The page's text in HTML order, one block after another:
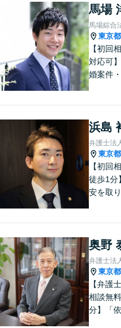
最適な
休・早
約）】
馬場
馬場綜合
東京都
【初回
対応可
婚案件
かりと
強くよ
す。お
相談く
浜島
弁護士法
東京都
【初回
徒歩1分
安を取
事件・
題など
相談く
奥野
弁護士法
東京都
【弁護
相談無
分】「